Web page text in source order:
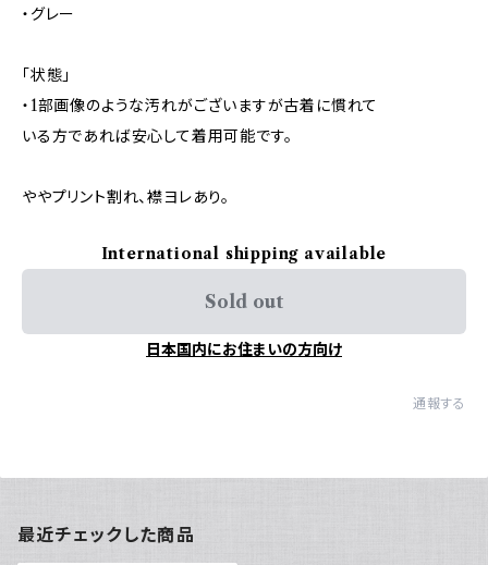
・グレー
「状態」
・1部画像のような汚れがございますが古着に慣れて
いる方であれば安心して着用可能です。
ややプリント割れ、襟ヨレあり。
International shipping available
Sold out
日本国内にお住まいの方向け
通報する
最近チェックした商品